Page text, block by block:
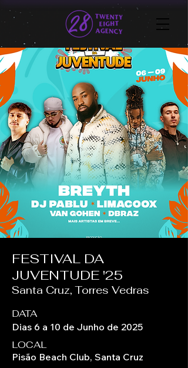
FESTIVAL DA
JUVENTUDE '25
Santa Cruz, Torres Vedras
DATA
Dias 6 a 10 de Junho de 2025
LOCAL
Pisão Beach Club, Santa Cruz